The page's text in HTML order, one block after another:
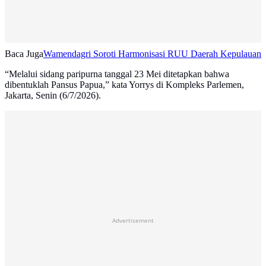
Baca JugaWamendagri Soroti Harmonisasi RUU Daerah Kepulauan
“Melalui sidang paripurna tanggal 23 Mei ditetapkan bahwa
dibentuklah Pansus Papua,” kata Yorrys di Kompleks Parlemen,
Jakarta, Senin (6/7/2026).
Advertisement